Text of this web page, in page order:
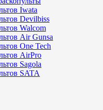
Iwata
Devilbiss
Walcom
Air Gunsa
One Tech
AirPro
Sagola
SATA